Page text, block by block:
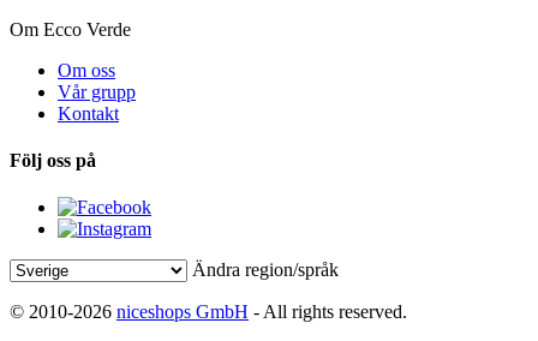
Om Ecco Verde
Om oss
Vår grupp
Kontakt
Följ oss på
Ändra region/språk
© 2010-2026 niceshops GmbH - All rights reserved.